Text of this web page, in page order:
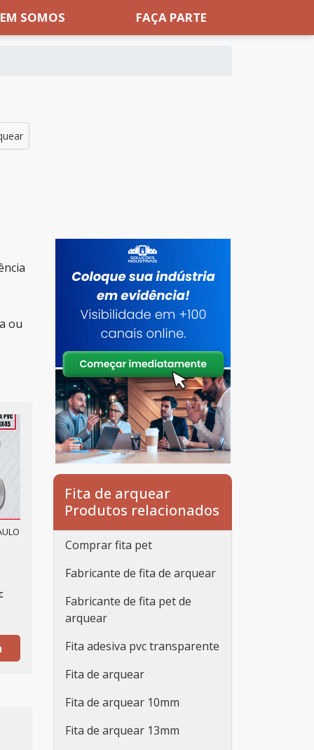
SOMOS FAÇA PARTE
ou
Fita de arquear
Produtos relacionados
Comprar fita pet
Fabricante de fita de arquear
Fabricante de fita pet de
arquear
Fita adesiva pvc transparente
Fita de arquear
Fita de arquear 10mm
Fita de arquear 13mm